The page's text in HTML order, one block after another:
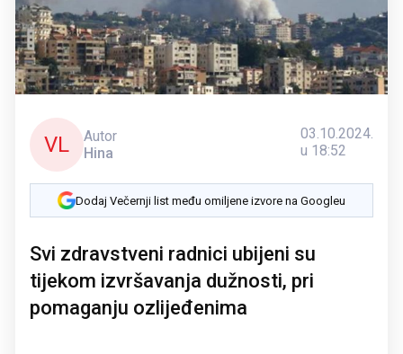
VL
Autor
Hina
03.10.2024.
u 18:52
Dodaj Večernji list među omiljene izvore na Googleu
Svi zdravstveni radnici ubijeni su
tijekom izvršavanja dužnosti, pri
pomaganju ozlijeđenima